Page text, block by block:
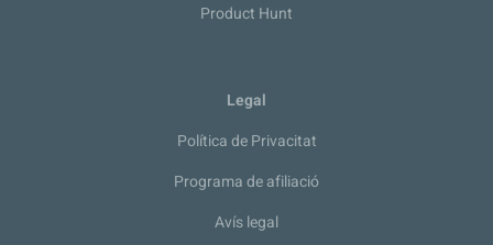
Product Hunt
Legal
Política de Privacitat
Programa de afiliació
Avís legal